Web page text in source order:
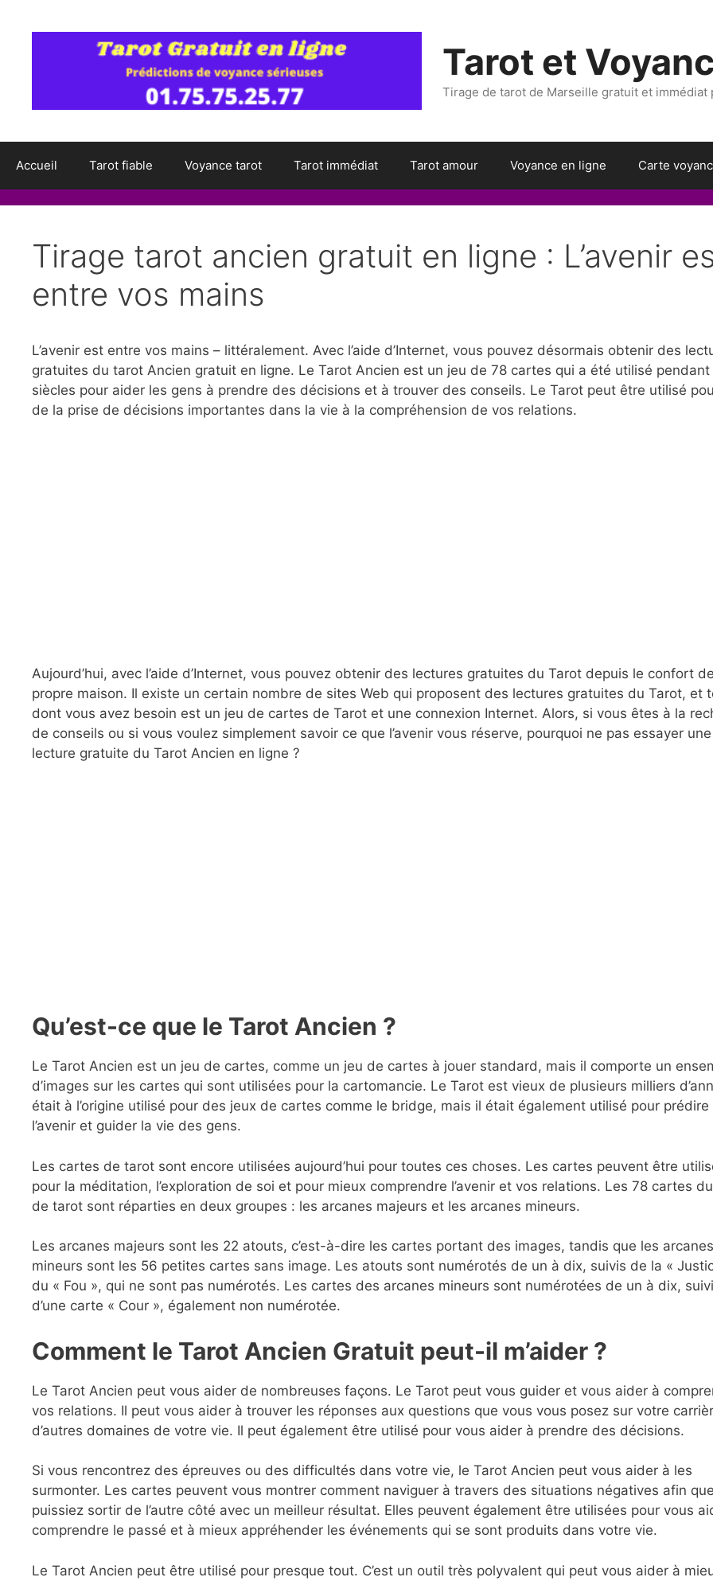
Tarot et
Tirage de tarot de Marseille gratuit et
Accueil Tarot fiable Voyance tarot Tarot immédiat Tarot amour Voyance en ligne Carte
Tirage tarot ancien gratuit en ligne : L’avenir
entre vos mains
L’avenir est entre vos mains – littéralement. Avec l’aide d’Internet, vous pouvez désormais obtenir des
gratuites du tarot Ancien gratuit en ligne. Le Tarot Ancien est un jeu de 78 cartes qui a été utilisé
siècles pour aider les gens à prendre des décisions et à trouver des conseils. Le Tarot peut être utilisé
de la prise de décisions importantes dans la vie à la compréhension de vos relations.
Aujourd’hui, avec l’aide d’Internet, vous pouvez obtenir des lectures gratuites du Tarot depuis le confort
propre maison. Il existe un certain nombre de sites Web qui proposent des lectures gratuites du Tarot, et
dont vous avez besoin est un jeu de cartes de Tarot et une connexion Internet. Alors, si vous êtes à la
de conseils ou si vous voulez simplement savoir ce que l’avenir vous réserve, pourquoi ne pas essayer une
lecture gratuite du Tarot Ancien en ligne ?
Qu’est-ce que le Tarot Ancien ?
Le Tarot Ancien est un jeu de cartes, comme un jeu de cartes à jouer standard, mais il comporte un
d’images sur les cartes qui sont utilisées pour la cartomancie. Le Tarot est vieux de plusieurs milliers
était à l’origine utilisé pour des jeux de cartes comme le bridge, mais il était également utilisé pour prédire
l’avenir et guider la vie des gens.
Les cartes de tarot sont encore utilisées aujourd’hui pour toutes ces choses. Les cartes peuvent être
pour la méditation, l’exploration de soi et pour mieux comprendre l’avenir et vos relations. Les 78 cartes
de tarot sont réparties en deux groupes : les arcanes majeurs et les arcanes mineurs.
Les arcanes majeurs sont les 22 atouts, c’est-à-dire les cartes portant des images, tandis que les arcanes
mineurs sont les 56 petites cartes sans image. Les atouts sont numérotés de un à dix, suivis de la «
du « Fou », qui ne sont pas numérotés. Les cartes des arcanes mineurs sont numérotées de un à dix,
d’une carte « Cour », également non numérotée.
Comment le Tarot Ancien Gratuit peut-il m’aider ?
Le Tarot Ancien peut vous aider de nombreuses façons. Le Tarot peut vous guider et vous aider à
vos relations. Il peut vous aider à trouver les réponses aux questions que vous vous posez sur votre
d’autres domaines de votre vie. Il peut également être utilisé pour vous aider à prendre des décisions.
Si vous rencontrez des épreuves ou des difficultés dans votre vie, le Tarot Ancien peut vous aider à les
surmonter. Les cartes peuvent vous montrer comment naviguer à travers des situations négatives afin
puissiez sortir de l’autre côté avec un meilleur résultat. Elles peuvent également être utilisées pour vous
comprendre le passé et à mieux appréhender les événements qui se sont produits dans votre vie.
Le Tarot Ancien peut être utilisé pour presque tout. C’est un outil très polyvalent qui peut vous aider à